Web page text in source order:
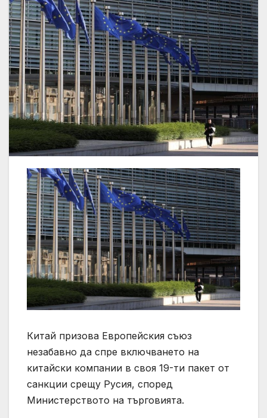
Китай призова Европейския съюз
незабавно да спре включването на
китайски компании в своя 19-ти пакет от
санкции срещу Русия, според
Министерството на търговията.